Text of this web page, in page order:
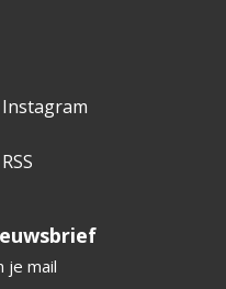
RSS
je mail